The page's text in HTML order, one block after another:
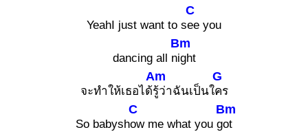
YeahI just want to s
C
ee you
dancing all n
Bm
ight
จะทำให้เธอได้
Am
รู้ว่าฉันเป็นใ
G
คร
So babysh
C
ow me what you g
Bm
ot